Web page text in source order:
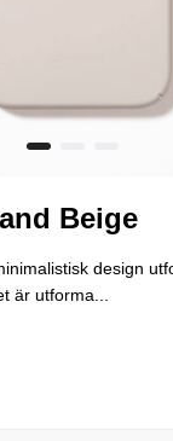
Beige
design
är utforma...